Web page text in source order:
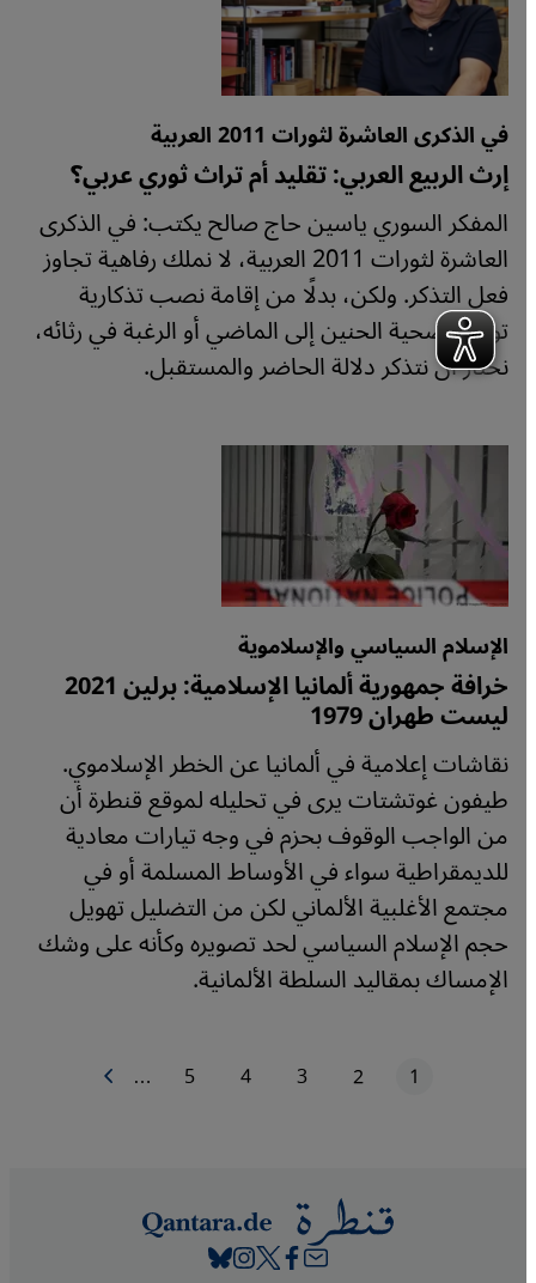
في الذكرى العاشرة لثورات 2011 العربية
إرث الربيع العربي: تقليد أم تراث ثوري عربي؟
المفكر السوري ياسين حاج صالح يكتب: في الذكرى
العاشرة لثورات 2011 العربية، لا نملك رفاهية تجاوز
فعل التذكر. ولكن، بدلًا من إقامة نصب تذكارية
توقعنا ضحية الحنين إلى الماضي أو الرغبة في رثائه،
نختار أن نتذكر دلالة الحاضر والمستقبل.
الإسلام السياسي والإسلاموية
خرافة جمهورية ألمانيا الإسلامية: برلين 2021
ليست طهران 1979
نقاشات إعلامية في ألمانيا عن الخطر الإسلاموي.
طيفون غوتشتات يرى في تحليله لموقع قنطرة أن
من الواجب الوقوف بحزم في وجه تيارات معادية
للديمقراطية سواء في الأوساط المسلمة أو في
مجتمع الأغلبية الألماني لكن من التضليل تهويل
حجم الإسلام السياسي لحد تصويره وكأنه على وشك
الإمساك بمقاليد السلطة الألمانية.
الصفحة الحاليّة1 الصفحة2 الصفحة3 الصفحة4 الصفحة5
… الصفحة التالية